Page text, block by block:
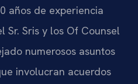
años de experiencia
Sr. Sris y los Of Counsel
numerosos asuntos
involucran acuerdos